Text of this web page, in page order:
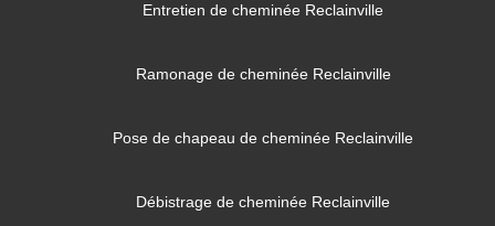
Entretien de cheminée Reclainville
Ramonage de cheminée Reclainville
Pose de chapeau de cheminée Reclainville
Débistrage de cheminée Reclainville